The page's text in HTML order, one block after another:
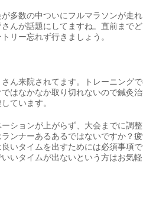
多数の中ついにフルマラソンが走れ
んが話題にしてますね。直前まで
リー忘れず行きましょう。
ん来院されてます。トレーニング
はなかなか取り切れないので鍼灸治
ています。
ションが上がらず、大会までに調整
ンナーあるあるではないですか？
いタイムを出すためには必須事項で
いタイムが出ないという方はお気